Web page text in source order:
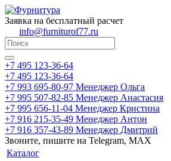
Заявка на бесплатный расчет
info@furniturof77.ru
+7 495 123-36-64
+7 495 123-36-64
+7 993 695-80-97 Менеджер Ольга
+7 995 507-82-85 Менеджер Анастасия
+7 995 656-11-04 Менеджер Кристина
+7 916 215-35-49 Менеджер Антон
+7 916 357-43-89 Менеджер Дмитрий
Звоните, пишите на Telegram, MAX
Каталог